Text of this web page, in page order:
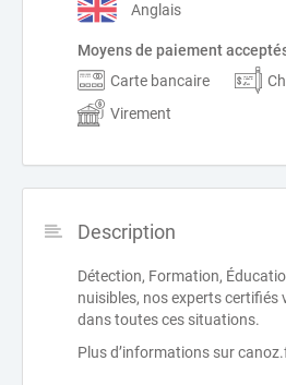
Anglais
Moyens de paiement
Carte bancaire
Virement
Description
Détection, Formation,
nuisibles, nos experts certifiés
dans toutes ces situations.
Plus d’informations sur